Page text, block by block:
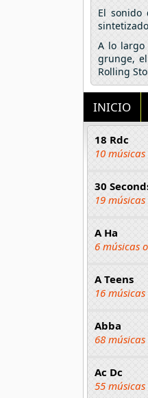
El sonido
A lo largo
grunge,
Rolling
INICIO
18 Rdc
10
30
19
A Ha
6 músicas
A Teens
16
Abba
68
Ac Dc
55